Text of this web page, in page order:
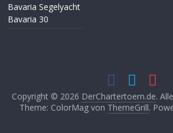
Bavaria Segelyacht
Bavaria 30
Copyright © 2026 DerChartertoern.de.
Theme: ColorMag von ThemeGrill.